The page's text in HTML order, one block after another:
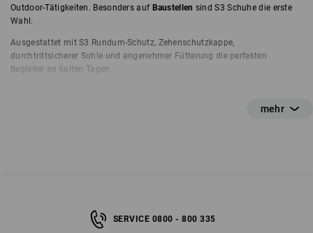
Outdoor-Tätigkeiten. Besonders auf Baustellen sind S3 Schuhe die erste
Wahl.
Ausgestattet mit S3 Rundum-Schutz, Zehenschutzkappe,
durchtrittsicherer Sohle und angenehmer Fütterung die perfekten
Begleiter an kalten Tagen.
SERVICE 0800 - 800 335